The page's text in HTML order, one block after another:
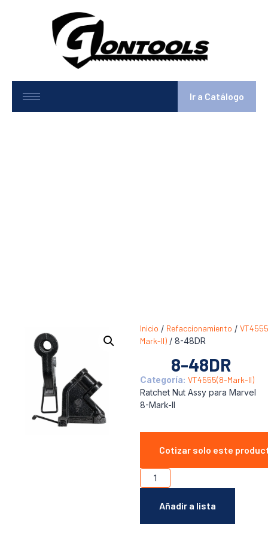
Ir a Catálogo
Inicio / Refaccionamiento /
Mark-II) / 8-48DR
8-48DR
Categoría: VT4555(8-Mark-II)
Ratchet Nut Assy para Marvel
8-Mark-II
Cotizar solo este
Añadir a lista